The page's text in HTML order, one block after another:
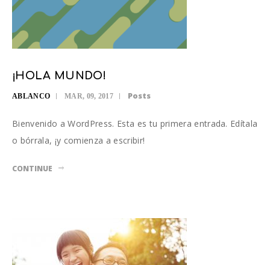
¡HOLA MUNDO!
ABLANCO MAR, 09, 2017 Posts
Bienvenido a WordPress. Esta es tu primera entrada. Edítala
o bórrala, ¡y comienza a escribir!
CONTINUE